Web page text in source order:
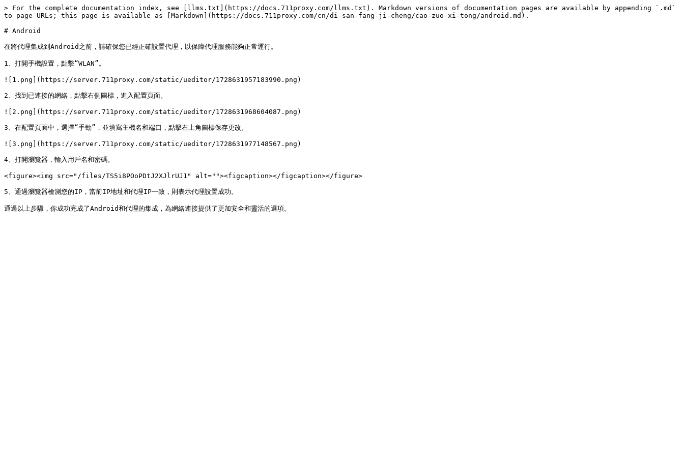
> For the complete documentation index, see [llms.txt](https://docs.711proxy.com/llms.txt). Markdown versions of documentation pages are available by appending `.md`
to page URLs; this page is available as [Markdown](https://docs.711proxy.com/cn/di-san-fang-ji-cheng/cao-zuo-xi-tong/android.md).
# Android
在將代理集成到Android之前，請確保您已經正確設置代理，以保障代理服務能夠正常運行。
1、打開手機設置，點擊“WLAN”。
![1.png](https://server.711proxy.com/static/ueditor/1728631957183990.png)
2、找到已連接的網絡，點擊右側圖標，進入配置頁面。
![2.png](https://server.711proxy.com/static/ueditor/1728631968604087.png)
3、在配置頁面中，選擇“手動”，並填寫主機名和端口，點擊右上角圖標保存更改。
![3.png](https://server.711proxy.com/static/ueditor/1728631977148567.png)
4、打開瀏覽器，輸入用戶名和密碼。
<figure><img src="/files/TS5i8POoPDtJ2XJlrUJ1" alt=""><figcaption></figcaption></figure>
5、通過瀏覽器檢測您的IP，當前IP地址和代理IP一致，則表示代理設置成功。